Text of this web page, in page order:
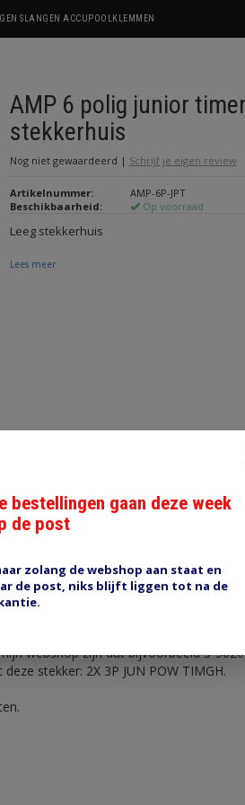
SLANGEN ACCUPOOLKLEMMEN
AMP 6 polig junior timer
stekkerhuis
Nog niet gewaardeerd | Schrijf je eigen review
Artikelnummer:
AMP-6P-JPT
Beschikbaarheid:
Op voorraad
Leeg stekkerhuis
Lees meer
Tags (0)
webshop zijn dat bijvoorbeeld 3-
deze stekker: 2X 3P JUN POW TIMGH.
bestellingen gaan deze week
de post
zolang de webshop aan staat en
de post, niks blijft liggen tot na de